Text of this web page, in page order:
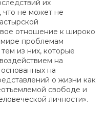
их
что не может не
отношение к широко
проблемам
из них, которые
на
на
о жизни как
свободе и
личности».